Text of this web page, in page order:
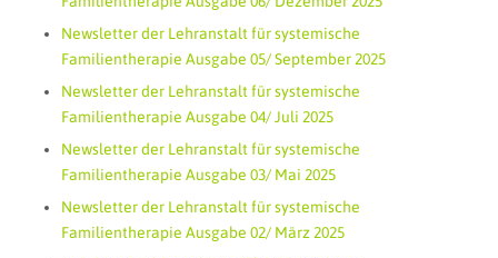
Newsletter der Lehranstalt für systemische
Familientherapie Ausgabe 05/ September 2025
Newsletter der Lehranstalt für systemische
Familientherapie Ausgabe 04/ Juli 2025
Newsletter der Lehranstalt für systemische
Familientherapie Ausgabe 03/ Mai 2025
Newsletter der Lehranstalt für systemische
Familientherapie Ausgabe 02/ März 2025